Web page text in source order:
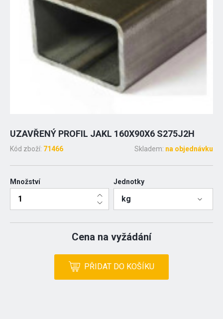
UZAVŘENÝ PROFIL JAKL 160X90X6 S275J2H
Kód zboží: 71466 Skladem: na objednávku
Množství Jednotky
kg
Cena na vyžádání
PŘIDAT DO KOŠÍKU